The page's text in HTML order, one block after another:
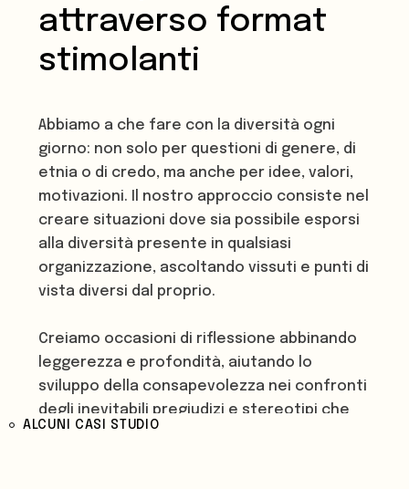
attraverso format
stimolanti
Abbiamo a che fare con la diversità ogni
giorno: non solo per questioni di genere, di
etnia o di credo, ma anche per idee, valori,
motivazioni. Il nostro approccio consiste nel
creare situazioni dove sia possibile esporsi
alla diversità presente in qualsiasi
organizzazione, ascoltando vissuti e punti di
vista diversi dal proprio.
Creiamo occasioni di riflessione abbinando
leggerezza e profondità, aiutando lo
sviluppo della consapevolezza nei confronti
degli inevitabili pregiudizi e stereotipi che
ognuno di noi porta con sé. Ci avvaliamo
ALCUNI CASI STUDIO